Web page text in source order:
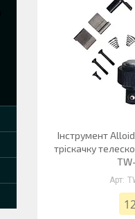
Інструмент
тріскачку